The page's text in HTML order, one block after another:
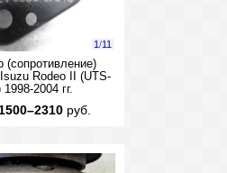
1/11
(сопротивление)
Rodeo II (UTS-
1998-2004 гг.
1500–2310руб.